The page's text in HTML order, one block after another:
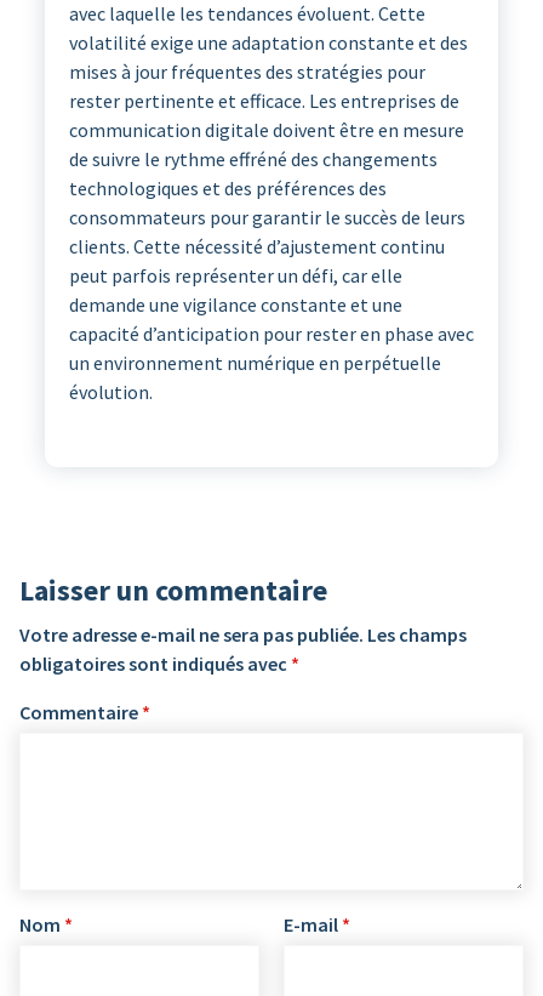
avec laquelle les tendances évoluent. Cette
volatilité exige une adaptation constante et des
mises à jour fréquentes des stratégies pour
rester pertinente et efficace. Les entreprises de
communication digitale doivent être en mesure
de suivre le rythme effréné des changements
technologiques et des préférences des
consommateurs pour garantir le succès de leurs
clients. Cette nécessité d’ajustement continu
peut parfois représenter un défi, car elle
demande une vigilance constante et une
capacité d’anticipation pour rester en phase avec
un environnement numérique en perpétuelle
évolution.
Laisser un commentaire
Votre adresse e-mail ne sera pas publiée. Les champs
obligatoires sont indiqués avec *
Commentaire *
Nom * E-mail *